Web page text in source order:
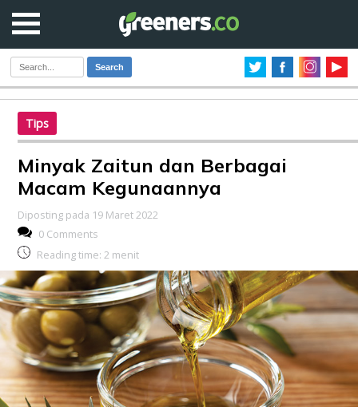
Search
Tips
Minyak Zaitun dan Berbagai
Macam Kegunaannya
Diposting pada 19 Maret 2022
0 Comments
Reading time: 2 menit